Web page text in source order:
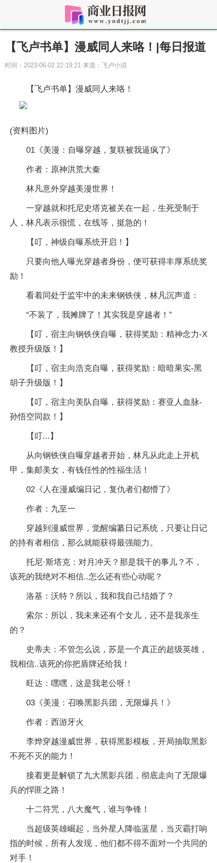
​【飞卢书单】漫威同人来咯！|每日报道
时间：2023-06-02 22:19:21 来源：飞卢小说
【飞卢书单】漫威同人来咯！
(资料图片)
01《美漫：自曝穿越，复联被我逼疯了》
作者：原神洪荒大秦
林凡意外穿越美漫世界！
一穿越就和托尼史塔克被关在一起，生死受制于
人，林凡表示很慌，在线等，挺急的！
【叮，神级自曝系统开启！】
只要向他人曝光穿越者身份，便可获得丰厚系统奖
励！
看着同处于监牢中的未来钢铁侠，林凡沉声道：
“不装了，我摊牌了！其实我是穿越者！”
【叮，宿主向钢铁侠自曝，获得奖励：精神念力-X
教授升级版！】
【叮，宿主向浩克自曝，获得奖励：暗暗果实-黑
胡子升级版！】
【叮，宿主向美队自曝，获得奖励：赛亚人血脉-
孙悟空同款！】
【叮...】
从向钢铁侠自曝穿越者开始，林凡从此走上开机
甲，集邮美女，有钱任性的性福生活！
02《人在漫威编日记，复仇者们都懵了》
作者：九至一
穿越到漫威世界，觉醒编纂日记系统，只要让日记
的持有者相信，那么就能获得最强能力。
托尼·斯塔克：对月冲天？那是我干的事儿？不，
该死的我绝对不相信..怎么还有些心动呢？
洛基：沃特？所以，我和我自己结婚了？
索尔：所以，我未来还有个女儿，还不是我亲生
的？
史蒂夫：不管怎么说，苏是一个真正的超级英雄，
我相信..该死的你把盾牌还给我！
旺达：嘿嘿，这是我老公呀！
03《美漫：召唤黑影兵团，无限爆兵！》
作者：西游牙火
李烨穿越漫威世界，获得黑影模板，开局抽取黑影
不死不灭的能力！
接着更是解锁了九大黑影兵团，彻底走向了无限爆
兵的悍匪之路！
十二符咒，八大魔气，谁与争锋！
当超级英雄崛起，当外星人降临蓝星，当灭霸打响
指的时候，所有人发现，他们都不得不面对一个共同的
对手！